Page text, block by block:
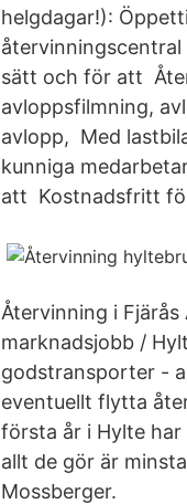
helgdagar!):
sätt och för att
avloppsfilmning,
avlopp, Med
kunniga
att Kostnadsfritt
Återvinning i
marknadsjobb /
godstransporter -
eventuellt flytta
första år i Hylte
allt de gör är
Mossberger.